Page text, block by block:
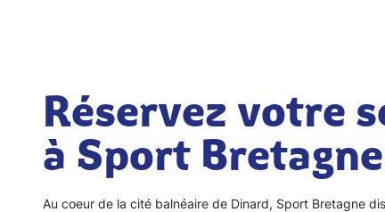
Réservez votre
à Sport Bretagne
Au coeur de la cité balnéaire de Dinard, Sport Bretagne